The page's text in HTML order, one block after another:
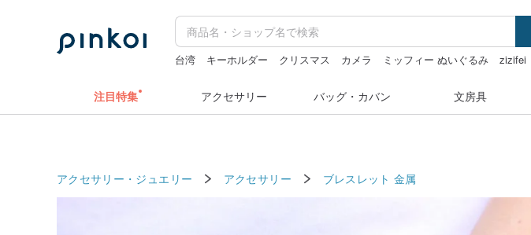
台湾 キーホルダー クリスマス カメラ ミッフィー ぬいぐるみ
zizifei
注目特集 アクセサリー バッグ・カバン 文房具
アクセサリー・ジュエリー アクセサリー ブレスレット 金属